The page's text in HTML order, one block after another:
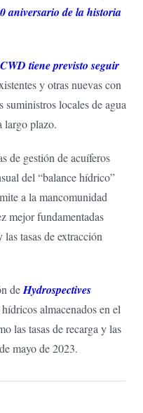
aniversario de la historia
tiene previsto seguir
y otras nuevas con
locales de agua
largo plazo.
de gestión de acuíferos
del “balance hídrico”
a la mancomunidad
mejor fundamentadas
tasas de extracción
deHydrospectives
almacenados en el
las tasas de recarga y las
mayo de 2023.